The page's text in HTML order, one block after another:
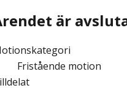
är
Fristående motion